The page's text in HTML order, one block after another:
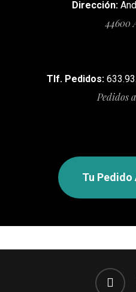
Dirección:
44600
Tlf. Pedidos:
Pedidos
Tu Pedido
facebook